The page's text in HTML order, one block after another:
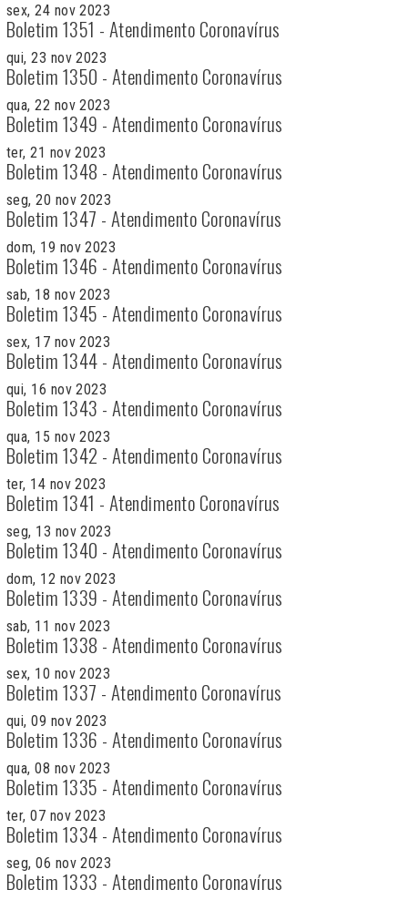
sex, 24 nov 2023
Boletim 1351 - Atendimento Coronavírus
qui, 23 nov 2023
Boletim 1350 - Atendimento Coronavírus
qua, 22 nov 2023
Boletim 1349 - Atendimento Coronavírus
ter, 21 nov 2023
Boletim 1348 - Atendimento Coronavírus
seg, 20 nov 2023
Boletim 1347 - Atendimento Coronavírus
dom, 19 nov 2023
Boletim 1346 - Atendimento Coronavírus
sab, 18 nov 2023
Boletim 1345 - Atendimento Coronavírus
sex, 17 nov 2023
Boletim 1344 - Atendimento Coronavírus
qui, 16 nov 2023
Boletim 1343 - Atendimento Coronavírus
qua, 15 nov 2023
Boletim 1342 - Atendimento Coronavírus
ter, 14 nov 2023
Boletim 1341 - Atendimento Coronavírus
seg, 13 nov 2023
Boletim 1340 - Atendimento Coronavírus
dom, 12 nov 2023
Boletim 1339 - Atendimento Coronavírus
sab, 11 nov 2023
Boletim 1338 - Atendimento Coronavírus
sex, 10 nov 2023
Boletim 1337 - Atendimento Coronavírus
qui, 09 nov 2023
Boletim 1336 - Atendimento Coronavírus
qua, 08 nov 2023
Boletim 1335 - Atendimento Coronavírus
ter, 07 nov 2023
Boletim 1334 - Atendimento Coronavírus
seg, 06 nov 2023
Boletim 1333 - Atendimento Coronavírus